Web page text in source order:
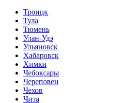
Троицк
Тула
Тюмень
Улан-Удэ
Ульяновск
Хабаровск
Химки
Чебоксары
Череповец
Чехов
Чита